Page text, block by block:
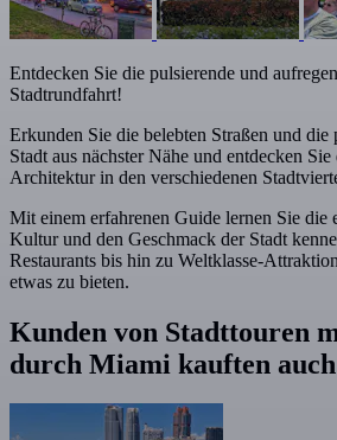
Entdecken Sie die pulsierende und
Stadtrundfahrt!
Erkunden Sie die belebten Straßen und
Stadt aus nächster Nähe und entdecken
Architektur in den verschiedenen
Mit einem erfahrenen Guide lernen Sie die
Kultur und den Geschmack der Stadt
Restaurants bis hin zu Weltklasse-
etwas zu bieten.
Kunden von Stadttouren
durch Miami kauften auch